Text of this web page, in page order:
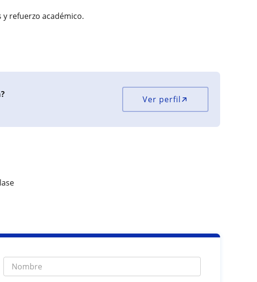
refuerzo académico.
Ver perfil